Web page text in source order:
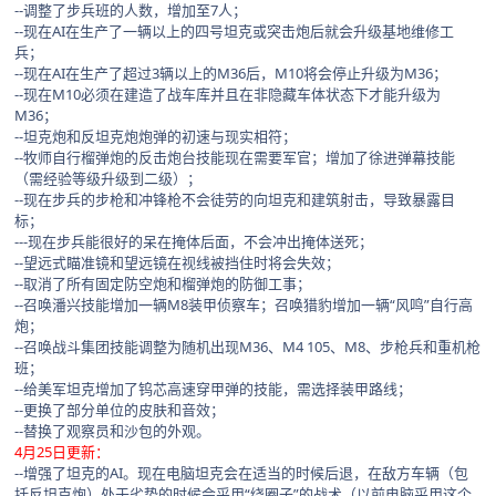
--调整了步兵班的人数，增加至7人；
--现在AI在生产了一辆以上的四号坦克或突击炮后就会升级基地维修工
兵；
--现在AI在生产了超过3辆以上的M36后，M10将会停止升级为M36；
--现在M10必须在建造了战车库并且在非隐藏车体状态下才能升级为
M36；
--坦克炮和反坦克炮炮弹的初速与现实相符；
--牧师自行榴弹炮的反击炮台技能现在需要军官；增加了徐进弹幕技能
（需经验等级升级到二级）；
--现在步兵的步枪和冲锋枪不会徒劳的向坦克和建筑射击，导致暴露目
标；
---现在步兵能很好的呆在掩体后面，不会冲出掩体送死；
--望远式瞄准镜和望远镜在视线被挡住时将会失效；
--取消了所有固定防空炮和榴弹炮的防御工事；
--召唤潘兴技能增加一辆M8装甲侦察车；召唤猎豹增加一辆“风鸣”自行高
炮；
--召唤战斗集团技能调整为随机出现M36、M4 105、M8、步枪兵和重机枪
班；
--给美军坦克增加了钨芯高速穿甲弹的技能，需选择装甲路线；
--更换了部分单位的皮肤和音效；
--替换了观察员和沙包的外观。
4月25日更新：
--增强了坦克的AI。现在电脑坦克会在适当的时候后退，在敌方车辆（包